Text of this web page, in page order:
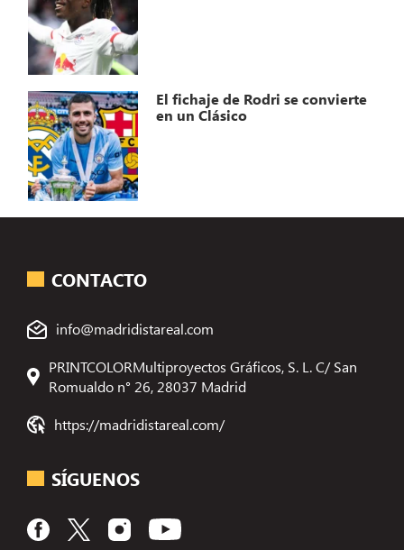
El fichaje de Rodri se convierte
en un Clásico
CONTACTO
info@madridistareal.com
PRINTCOLORMultiproyectos Gráficos, S. L. C/ San
Romualdo n° 26, 28037 Madrid
https://madridistareal.com/
SÍGUENOS